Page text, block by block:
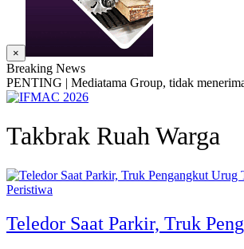
×
Breaking News
PENTING | Mediatama Group, tidak
Takbrak Ruah Warga
Peristiwa
Teledor Saat Parkir, Truk